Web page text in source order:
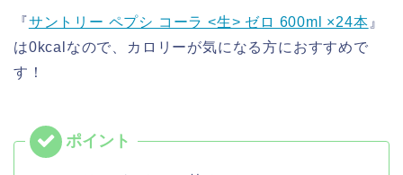
『サントリー ペプシ コーラ <生> ゼロ 600ml ×24本 』
は0kcalなので、カロリーが気になる方におすすめで
す！